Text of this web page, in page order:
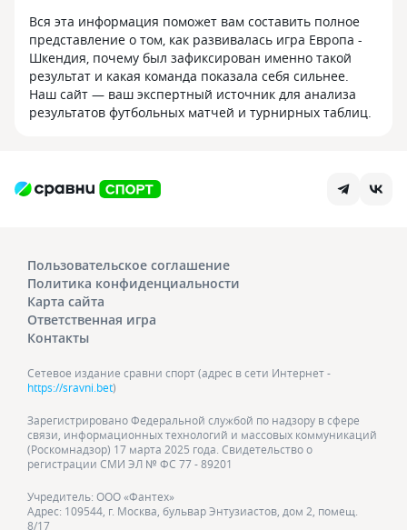
Вся эта информация поможет вам составить полное
представление о том, как развивалась игра Европа -
Шкендия, почему был зафиксирован именно такой
результат и какая команда показала себя сильнее.
Наш сайт — ваш экспертный источник для анализа
результатов футбольных матчей и турнирных таблиц.
Пользовательское соглашение
Политика конфиденциальности
Карта сайта
Ответственная игра
Контакты
Сетевое издание сравни спорт (адрес в сети Интернет -
https://sravni.bet)
Зарегистрировано Федеральной службой по надзору в сфере
связи, информационных технологий и массовых коммуникаций
(Роскомнадзор) 17 марта 2025 года. Свидетельство о
регистрации СМИ ЭЛ № ФС 77 - 89201
Учредитель: ООО «Фантех»
Адрес: 109544, г. Москва, бульвар Энтузиастов, дом 2, помещ.
8/17